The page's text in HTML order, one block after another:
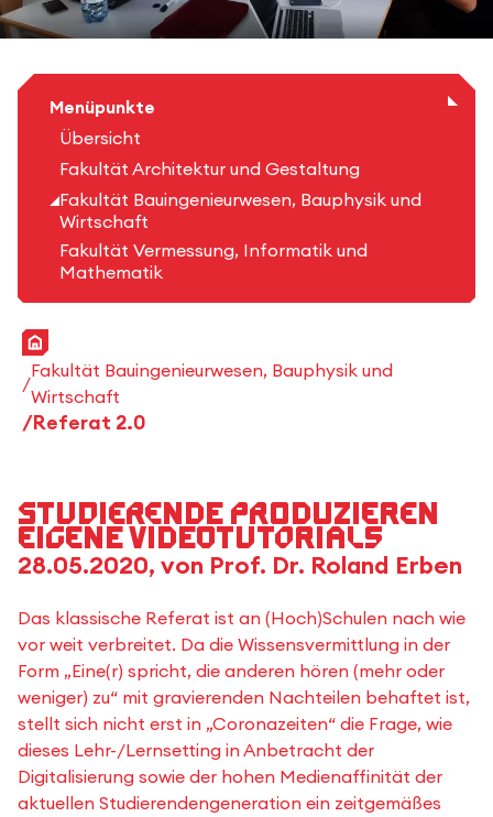
Menüpunkte
Übersicht
Fakultät Architektur und Gestaltung
Fakultät Bauingenieurwesen, Bauphysik und
Wirtschaft
Fakultät Vermessung, Informatik und
Mathematik
Startseite
Fakultät Bauingenieurwesen, Bauphysik und
Wirtschaft
Referat 2.0
Studierende produzieren
eigene Videotutorials
28.05.2020, von Prof. Dr. Roland Erben
Das klassische Referat ist an (Hoch)Schulen nach wie
vor weit verbreitet. Da die Wissensvermittlung in der
Form „Eine(r) spricht, die anderen hören (mehr oder
weniger) zu“ mit gravierenden Nachteilen behaftet ist,
stellt sich nicht erst in „Coronazeiten“ die Frage, wie
dieses Lehr-/Lernsetting in Anbetracht der
Digitalisierung sowie der hohen Medienaffinität der
aktuellen Studierendengeneration ein zeitgemäßes